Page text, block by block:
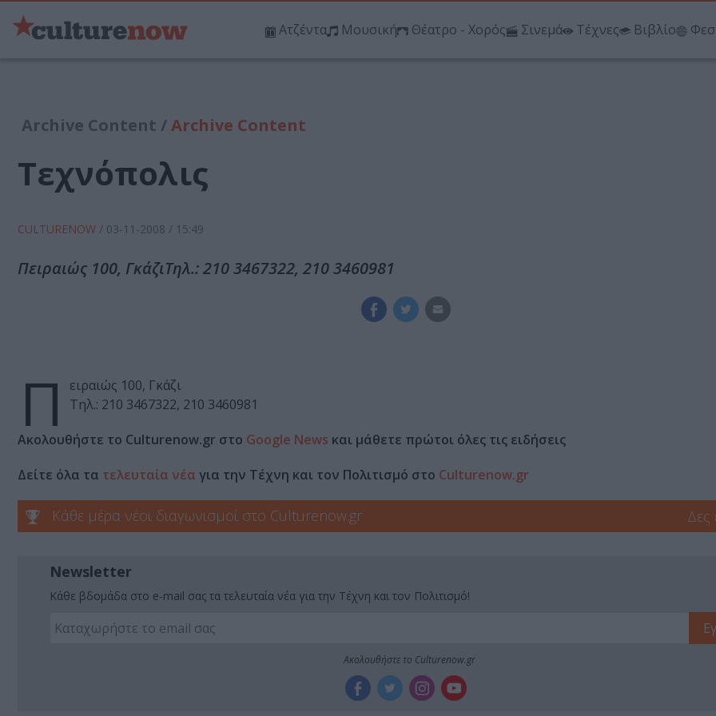
Ατζέντα Μουσική Θέατρο - Χορός Σινεμά Τέχνες Βιβλίο
Archive Content /Archive Content
Τεχνόπολις
CULTURENOW / 03-11-2008 / 15:49
Πειραιώς 100, ΓκάζιΤηλ.: 210 3467322, 210 3460981
Π
ειραιώς 100, Γκάζι
Τηλ.: 210 3467322, 210 3460981
Ακολουθήστε το Culturenow.gr στο Google News και μάθετε πρώτοι όλες τις ειδήσεις
Δείτε όλα τα τελευταία νέα για την Τέχνη και τον Πολιτισμό στο Culturenow.gr
Κάθε μέρα νέοι διαγωνισμοί στο Culturenow.gr Δες
Newsletter
Κάθε βδομάδα στο e-mail σας τα τελευταία νέα για την Τέχνη και τον Πολιτισμό!
Ακολουθήστε το Culturenow.gr